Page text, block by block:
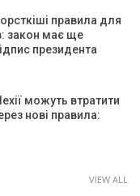
правила для
закон має ще
президента
можуть втратити
нові правила:
VIEW ALL